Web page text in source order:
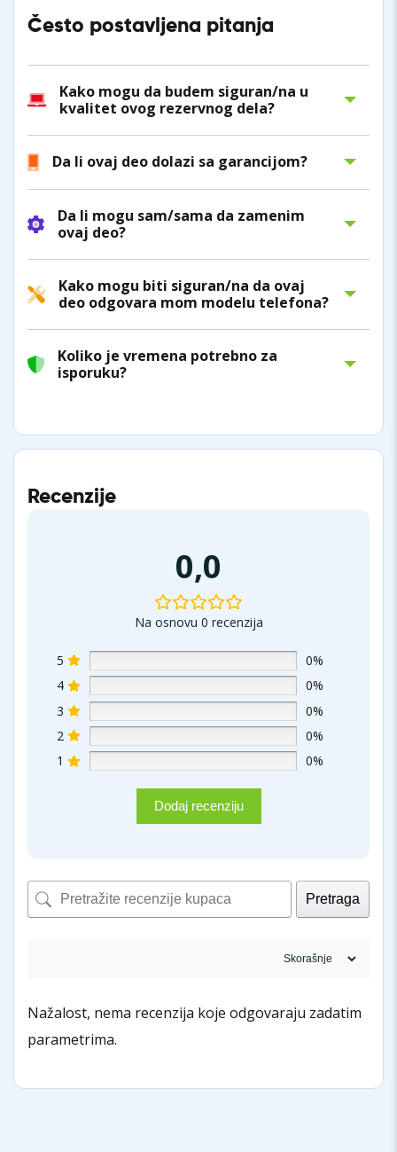
Često postavljena pitanja
Kako mogu da budem siguran/na u
kvalitet ovog rezervnog dela?
Da li ovaj deo dolazi sa garancijom?
Da li mogu sam/sama da zamenim
ovaj deo?
Kako mogu biti siguran/na da ovaj
deo odgovara mom modelu telefona?
Koliko je vremena potrebno za
isporuku?
Recenzije
0,0
Na osnovu 0 recenzija
5
0%
4
0%
3
0%
2
0%
1
0%
Dodaj recenziju
Pretraga
Nažalost, nema recenzija koje odgovaraju zadatim
parametrima.